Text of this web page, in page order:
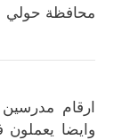
محافظة
ارقام
وايضا